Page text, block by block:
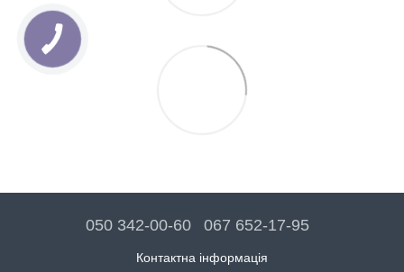
050 342-00-60 067 652-17-95
Контактна інформація